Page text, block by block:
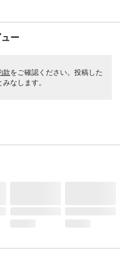
ー
款をご確認ください。投稿した
なします。